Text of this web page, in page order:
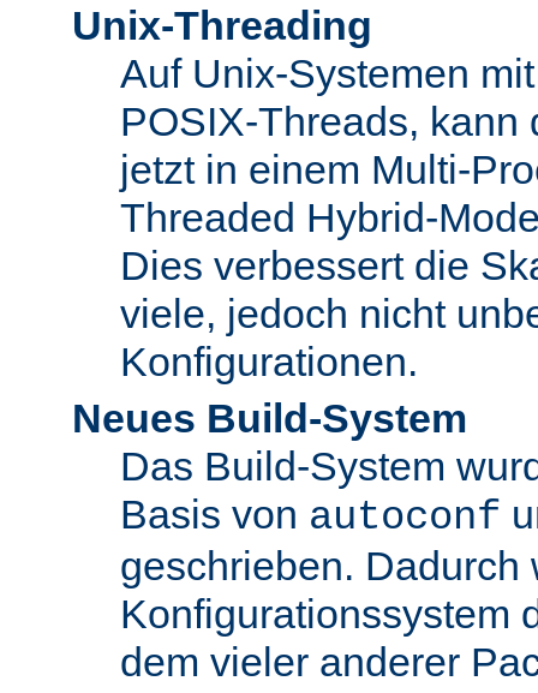
Unix-Threading
Auf Unix-Systemen
POSIX-Threads, kann
jetzt in einem Multi-
Threaded Hybrid-
Dies verbessert die
viele, jedoch nicht
Konfigurationen.
Neues Build-System
Das Build-System
Basis von autoconf
geschrieben. Dadurch
Konfigurationssystem
dem vieler anderer